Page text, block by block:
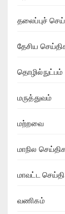
தலைப்புச்
தேசிய
தொழில்நுட்பம்
மருத்துவம்
மற்றவை
மாநில
மாவட்ட
வணிகம்